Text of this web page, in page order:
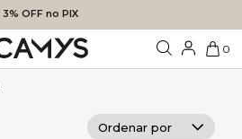
3% OFF no PIX
0